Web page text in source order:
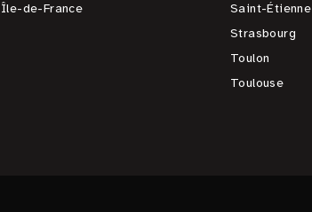
Île-de-France
Saint-Étienne
Strasbourg
Toulon
Toulouse